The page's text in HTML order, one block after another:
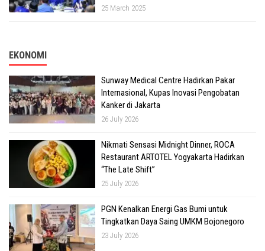
25 March 2025
EKONOMI
Sunway Medical Centre Hadirkan Pakar
Internasional, Kupas Inovasi Pengobatan
Kanker di Jakarta
26 July 2026
Nikmati Sensasi Midnight Dinner, ROCA
Restaurant ARTOTEL Yogyakarta Hadirkan
“The Late Shift”
25 July 2026
PGN Kenalkan Energi Gas Bumi untuk
Tingkatkan Daya Saing UMKM Bojonegoro
23 July 2026